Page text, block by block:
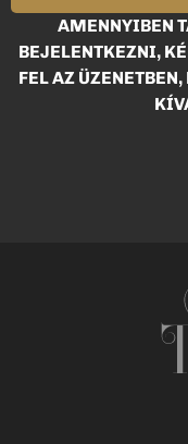
AMENNYIBEN
BEJELENTKEZNI,
FEL AZ